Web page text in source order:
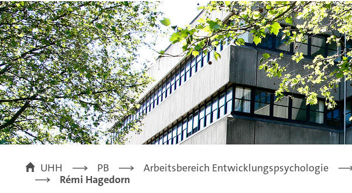
UHH PB Arbeitsbereich Entwicklungspsychologie
Rémi Hagedorn